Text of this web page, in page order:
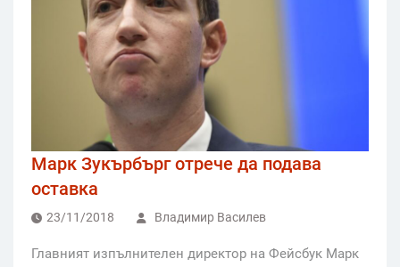
Марк Зукърбърг отрече да подава
оставка
23/11/2018 Владимир Василев
Главният изпълнителен директор на Фейсбук Марк